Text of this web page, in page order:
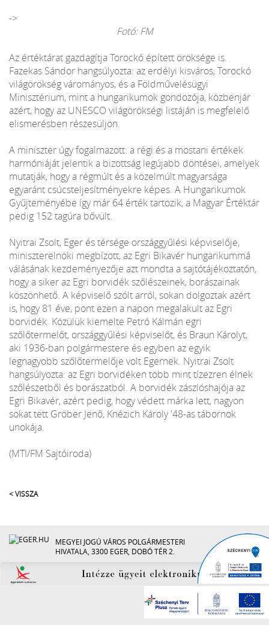
->
Fotó: FM
Az értéktárat gazdagítja Torockó épített öröksége is.
Fazekas Sándor hangsúlyozta: az erdélyi kisváros, Torockó
világörökség várományos, és a Földművelésügyi
Minisztérium, mint a hungarikumok gondozója, közbenjár
azért, hogy az UNESCO világörökségi listáján is megfelelő
elismerésben részesüljön.
A miniszter úgy fogalmazott: a régi és a mostani értékek
harmóniáját jelentik a bizottság legújabb döntései, amelyek
mutatják, hogy a régmúlt és a közelmúlt magyarsága
egyaránt csúcsteljesítményekre képes. A Hungarikumok
Gyűjteményébe így már 64 érték tartozik, a Magyar Értéktár
pedig 152 tagúra bővült.
Nyitrai Zsolt, Eger és térsége országgyűlési képviselője,
miniszterelnöki megbízott, az Egri Bikavér hungarikummá
válásának kezdeményezője azt mondta a sajtótájékoztatón,
hogy a siker az Egri borvidék szőlészeinek, borászainak
köszönhető. A képviselő szólt arról, sokan dolgoztak azért
is, hogy 81 éve, pont ezen a napon megalakult az Egri
borvidék. Közülük kiemelte Petró Kálmán egri
szőlőtermelőt, országgyűlési képviselőt, és Braun Károlyt,
aki 1936-ban polgármestere és egyben az egyik
legnagyobb szőlőtermelője volt Egernek. Nyitrai Zsolt
hangsúlyozta: az Egri borvidéken több mint tízezren élnek
szőlészetből és borászatból. A borvidék zászlóshajója az
Egri Bikavér, azért pedig, hogy védett márka lett, nagyon
sokat tett Gröber Jenő, Knézich Károly '48-as tábornok
unokája.
(MTI/FM Sajtóiroda)
< VISSZA
MEGYEI JOGÚ VÁROS POLGÁRMESTERI
HIVATALA, 3300 EGER, DOBÓ TÉR 2.